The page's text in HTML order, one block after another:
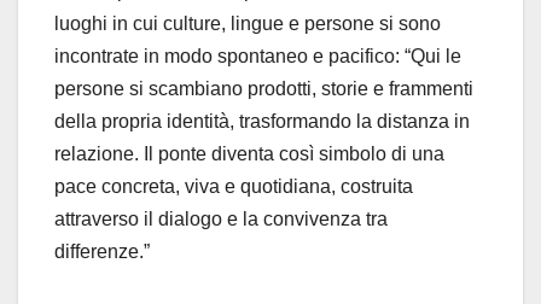
luoghi in cui culture, lingue e persone si sono
incontrate in modo spontaneo e pacifico: “Qui le
persone si scambiano prodotti, storie e frammenti
della propria identità, trasformando la distanza in
relazione. Il ponte diventa così simbolo di una
pace concreta, viva e quotidiana, costruita
attraverso il dialogo e la convivenza tra
differenze.”